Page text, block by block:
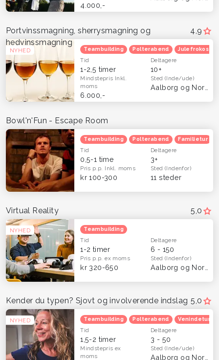
4.000,-
4,9
NYHED
Portvinssmagning, sherrysmagning og
hedvinssmagning
Teambuilding Polterabend Julefrokost
Tid
1-2,5 timer
Deltagere
10+
Mindstepris Inkl.
moms
6.000,-
Sted(Inde/ude)
Bowl'n'Fun - Escape Room
Teambuilding Polterabend Familietur
Tid
0,5-1 time
Deltagere
3+
Pris p.p. Inkl. moms
kr 100-300
Sted(Indenfor)
11 steder
5,0
NYHED
Virtual Reality
Teambuilding
Tid
1-2 timer
Deltagere
6 - 150
Pris p.p.ex moms
kr 320-650
Sted(Indenfor)
5,0
NYHED
Kender du typen? Sjovt og involverende indslag
Teambuilding Polterabend Venindetur
Tid
1,5-2 timer
Deltagere
3 - 50
Mindstepris ex
moms
Sted(Inde/ude)